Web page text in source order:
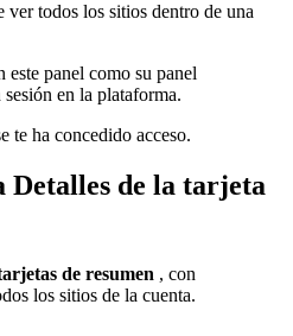
todos los sitios dentro de una
este panel como su panel
en la plataforma.
te ha concedido acceso.
Detalles de la tarjeta
de resumen , con
los sitios de la cuenta.